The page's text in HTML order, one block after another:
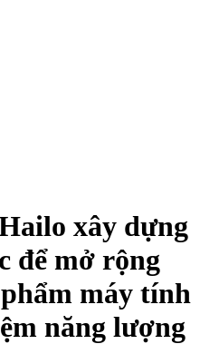
xây dựng
để mở rộng
máy tính
năng lượng